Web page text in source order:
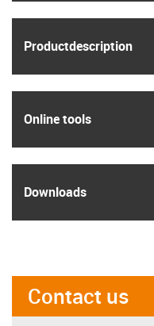
Product­description
Online tools
Downloads
Contact us